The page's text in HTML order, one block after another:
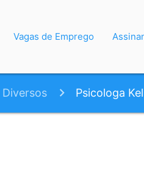
Vagas de Emprego
Diversos Psicologa